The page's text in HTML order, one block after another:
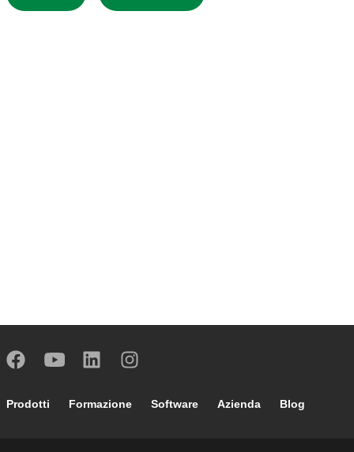
Footer main navigation
Prodotti Formazione Software Azienda Blog